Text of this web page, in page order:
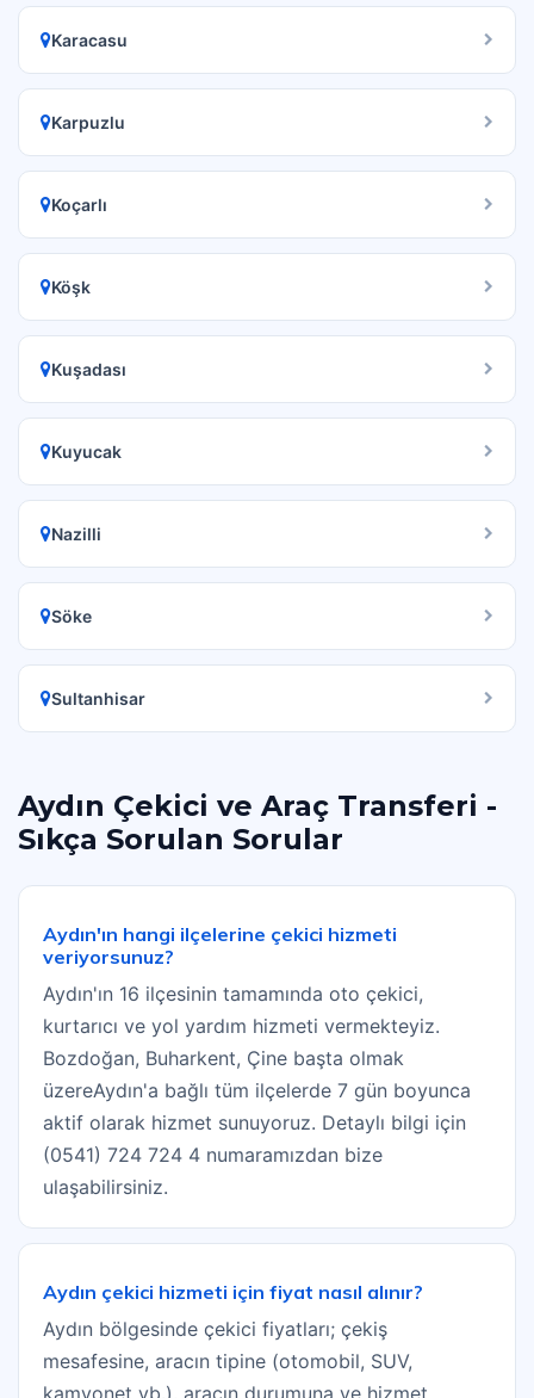
Karacasu
Karpuzlu
Koçarlı
Köşk
Kuşadası
Kuyucak
Nazilli
Söke
Sultanhisar
Aydın Çekici ve Araç Transferi -
Sıkça Sorulan Sorular
Aydın'ın hangi ilçelerine çekici hizmeti
veriyorsunuz?
Aydın'ın 16 ilçesinin tamamında oto çekici,
kurtarıcı ve yol yardım hizmeti vermekteyiz.
Bozdoğan, Buharkent, Çine başta olmak
üzereAydın'a bağlı tüm ilçelerde 7 gün boyunca
aktif olarak hizmet sunuyoruz. Detaylı bilgi için
(0541) 724 724 4 numaramızdan bize
ulaşabilirsiniz.
Aydın çekici hizmeti için fiyat nasıl alınır?
Aydın bölgesinde çekici fiyatları; çekiş
mesafesine, aracın tipine (otomobil, SUV,